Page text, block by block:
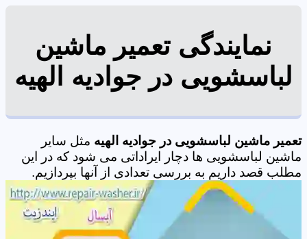
نمایندگی تعمیر ماشین
لباسشویی در جوادیه الهیه
تعمیر ماشین لباسشویی در جوادیه الهیه مثل سایر
ماشین لباسشویی ها دچار ایراداتی می شود که در این
مطلب قصد داریم به بررسی تعدادی از آنها بپردازیم.